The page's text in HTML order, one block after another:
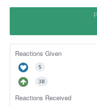
Reactions Given
5
38
Reactions Received